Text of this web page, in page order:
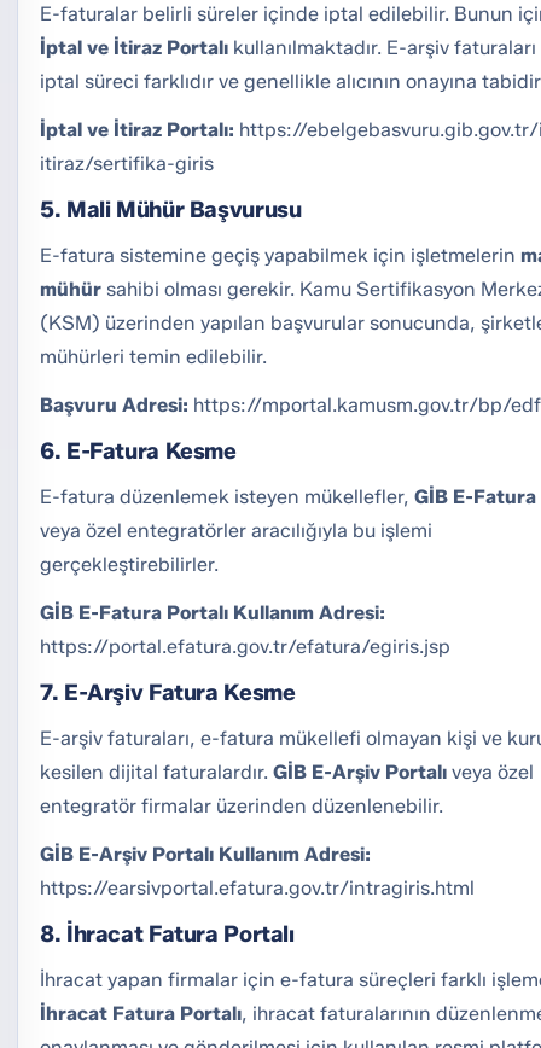
E-faturalar belirli süreler içinde iptal edilebilir. Bunun
İptal ve İtiraz Portalı kullanılmaktadır. E-arşiv
iptal süreci farklıdır ve genellikle alıcının onayına
İptal ve İtiraz Portalı: https://
itiraz/sertifika-giris
5. Mali Mühür Başvurusu
E-fatura sistemine geçiş yapabilmek için işletmelerin
mühür sahibi olması gerekir. Kamu Sertifikasyon
(KSM) üzerinden yapılan başvurular sonucunda,
mühürleri temin edilebilir.
Başvuru Adresi: https://mportal.kamusm.gov.tr/bp/
6. E-Fatura Kesme
E-fatura düzenlemek isteyen mükellefler, GİB E-Fatura
veya özel entegratörler aracılığıyla bu işlemi
gerçekleştirebilirler.
GİB E-Fatura Portalı Kullanım Adresi:
https://portal.efatura.gov.tr/efatura/egiris.jsp
7. E-Arşiv Fatura Kesme
E-arşiv faturaları, e-fatura mükellefi olmayan kişi ve
kesilen dijital faturalardır. GİB E-Arşiv Portalı veya özel
entegratör firmalar üzerinden düzenlenebilir.
GİB E-Arşiv Portalı Kullanım Adresi:
https://earsivportal.efatura.gov.tr/intragiris.html
8. İhracat Fatura Portalı
İhracat yapan firmalar için e-fatura süreçleri farklı
İhracat Fatura Portalı, ihracat faturalarının